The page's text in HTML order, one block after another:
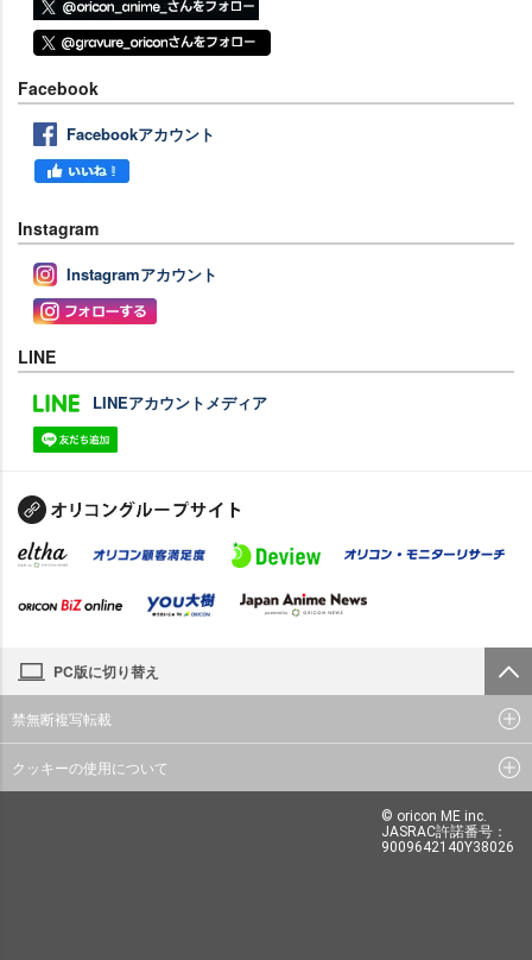
Facebook
Facebookアカウント
Instagram
Instagramアカウント
LINE
LINEアカウントメディア
PC版に切り替え
禁無断複写転載
クッキーの使用について
© oricon ME inc.
JASRAC許諾番号：
9009642140Y38026